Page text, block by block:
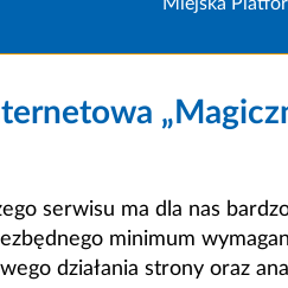
serwisu ma dla nas
minimum
działania strony oraz